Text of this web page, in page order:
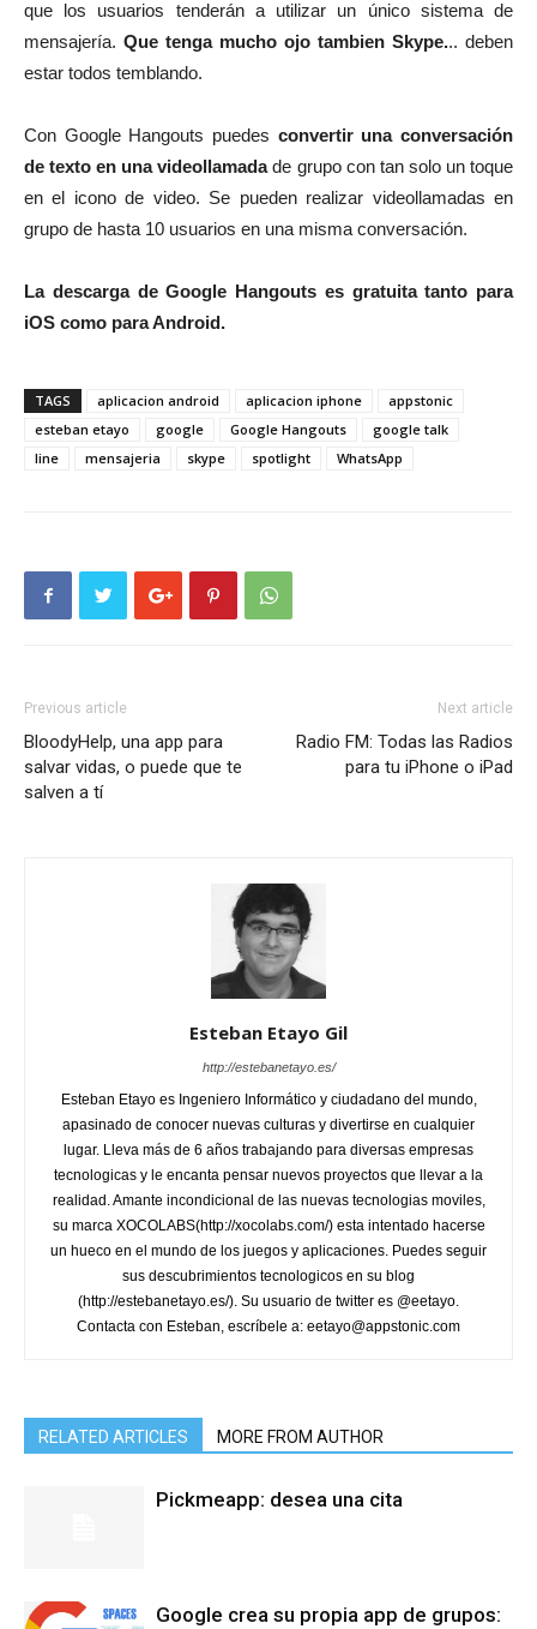
que los usuarios tenderán a utilizar un único sistema de
mensajería. Que tenga mucho ojo tambien Skype... deben
estar todos temblando.
Con Google Hangouts puedes convertir una conversación
de texto en una videollamadade grupo con tan solo un toque
en el icono de video. Se pueden realizar videollamadas en
grupo de hasta 10 usuarios en una misma conversación.
La descarga de Google Hangouts es gratuita tanto para
iOS como para Android.
TAGS aplicacion android aplicacion iphone
appstonic
esteban etayo
google Google Hangouts
google talk
line
mensajeria skype spotlight WhatsApp
Previous article
BloodyHelp, una app para
salvar vidas, o puede que te
salven a tí
Next article
Radio FM: Todas las Radios
para tu iPhone o iPad
Esteban Etayo Gil
http://estebanetayo.es/
Esteban Etayo es Ingeniero Informático y ciudadano del mundo,
apasinado de conocer nuevas culturas y divertirse en cualquier
lugar. Lleva más de 6 años trabajando para diversas empresas
tecnologicas y le encanta pensar nuevos proyectos que llevar a la
realidad. Amante incondicional de las nuevas tecnologias moviles,
su marca XOCOLABS(http://xocolabs.com/) esta intentado hacerse
un hueco en el mundo de los juegos y aplicaciones. Puedes seguir
sus descubrimientos tecnologicos en su blog
(http://estebanetayo.es/). Su usuario de twitter es @eetayo.
Contacta con Esteban, escríbele a: eetayo@appstonic.com
RELATED ARTICLES MORE FROM AUTHOR
Pickmeapp: desea una cita
Google crea su propia app de grupos: